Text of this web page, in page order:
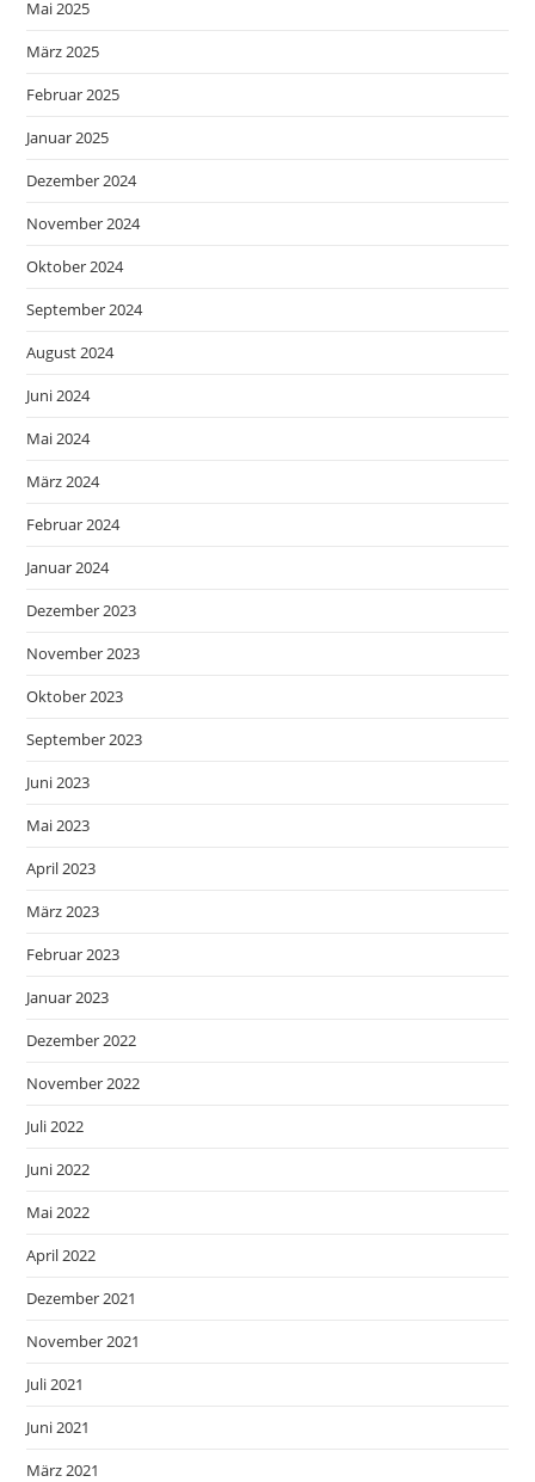
Mai 2025
März 2025
Februar 2025
Januar 2025
Dezember 2024
November 2024
Oktober 2024
September 2024
August 2024
Juni 2024
Mai 2024
März 2024
Februar 2024
Januar 2024
Dezember 2023
November 2023
Oktober 2023
September 2023
Juni 2023
Mai 2023
April 2023
März 2023
Februar 2023
Januar 2023
Dezember 2022
November 2022
Juli 2022
Juni 2022
Mai 2022
April 2022
Dezember 2021
November 2021
Juli 2021
Juni 2021
März 2021